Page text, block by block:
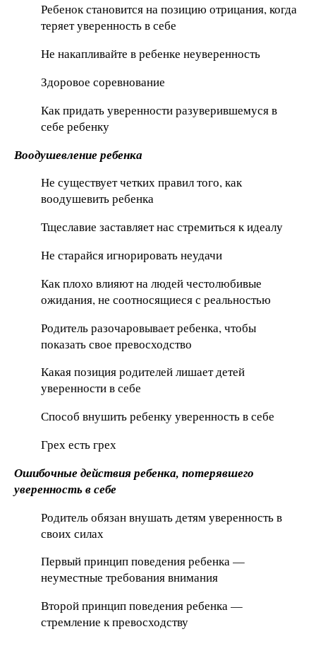
Ребенок становится на позицию отрицания, когда
теряет уверенность в себе
Не накапливайте в ребенке неуверенность
Здоровое соревнование
Как придать уверенности разуверившемуся в
себе ребенку
Воодушевление ребенка
Не существует четких правил того, как
воодушевить ребенка
Тщеславие заставляет нас стремиться к идеалу
Не старайся игнорировать неудачи
Как плохо влияют на людей честолюбивые
ожидания, не соотносящиеся с реальностью
Родитель разочаровывает ребенка, чтобы
показать свое превосходство
Какая позиция родителей лишает детей
уверенности в себе
Способ внушить ребенку уверенность в себе
Грех есть грех
Ошибочные действия ребенка, потерявшего
уверенность в себе
Родитель обязан внушать детям уверенность в
своих силах
Первый принцип поведения ребенка —
неуместные требования внимания
Второй принцип поведения ребенка —
стремление к превосходству